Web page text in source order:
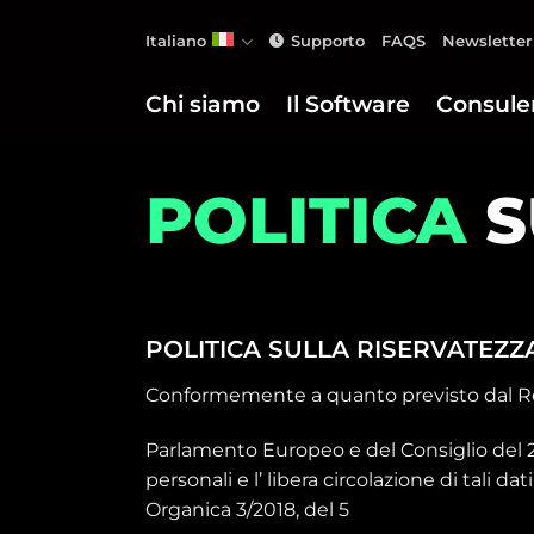
Italiano Supporto FAQS Newsletter
Chi siamo Il Software
POLITICA
POLITICA SULLA
Conformemente a quanto previsto dal
Parlamento Europeo e del Consiglio
personali e l’ libera circolazione di tali
Organica 3/2018, del 5